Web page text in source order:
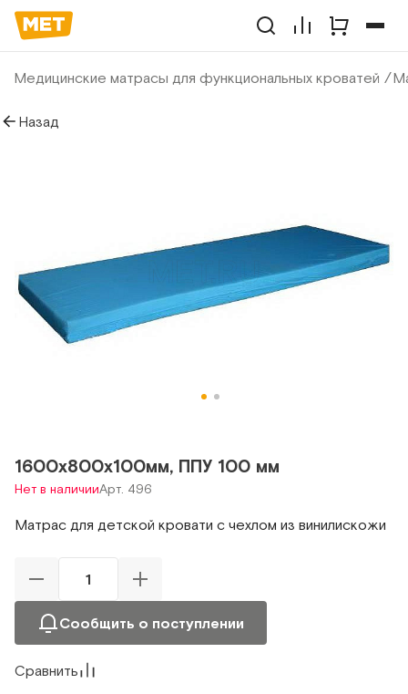
Медицинские матрасы для функциональных кроватей
Назад
1600х800х100мм, ППУ 100 мм
Нет в наличииАрт. 496
Матрас для детской кровати с чехлом из винилискожи
Сообщить о поступлении
Сравнить